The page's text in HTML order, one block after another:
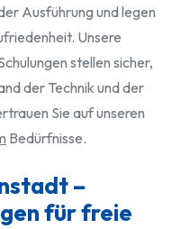
Ausführung und legen
Unsere
stellen sicher,
der Technik und der
Sie auf unseren
Bedürfnisse.
–
für freie